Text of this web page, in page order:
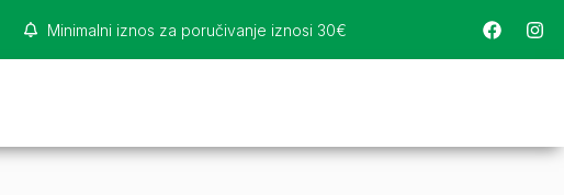
Minimalni iznos za poručivanje iznosi 30€